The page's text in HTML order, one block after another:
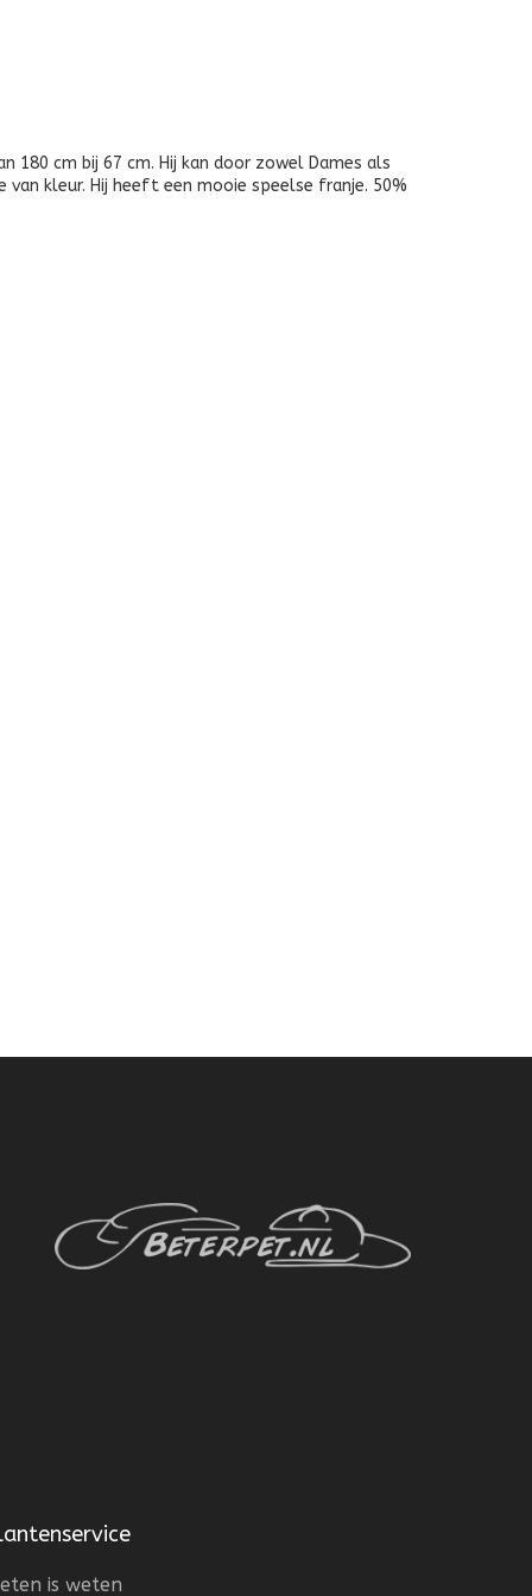
180 cm bij 67 cm. Hij kan door zowel Dames als
van kleur. Hij heeft een mooie speelse franje. 50%
is weten